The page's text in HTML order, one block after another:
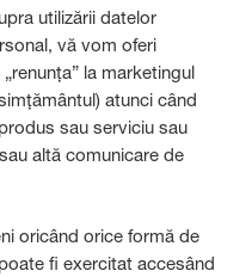
utilizării datelor
vă vom oferi
la marketingul
atunci când
sau serviciu sau
altă comunicare de
oricând orice formă de
fi exercitat accesând